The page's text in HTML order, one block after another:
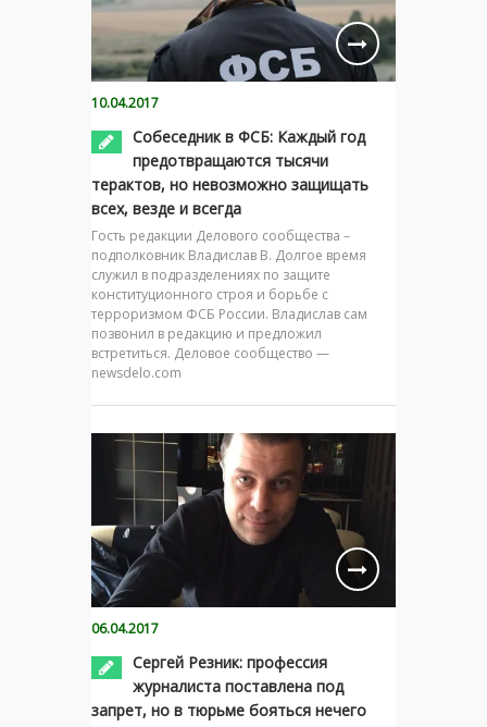
10.04.2017
Собеседник в ФСБ: Каждый год
предотвращаются тысячи
терактов, но невозможно защищать
всех, везде и всегда
Гость редакции Делового сообщества –
подполковник Владислав В. Долгое время
служил в подразделениях по защите
конституционного строя и борьбе с
терроризмом ФСБ России. Владислав сам
позвонил в редакцию и предложил
встретиться. Деловое сообщество —
newsdelo.com
06.04.2017
Сергей Резник: профессия
журналиста поставлена под
запрет, но в тюрьме бояться нечего